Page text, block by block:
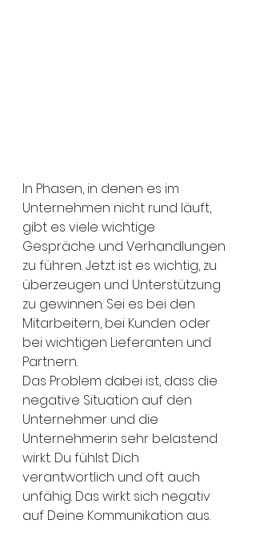
In Phasen, in denen es im
Unternehmen nicht rund läuft,
gibt es viele wichtige
Gespräche und Verhandlungen
zu führen. Jetzt ist es wichtig, zu
überzeugen und Unterstützung
zu gewinnen. Sei es bei den
Mitarbeitern, bei Kunden oder
bei wichtigen Lieferanten und
Partnern.
Das Problem dabei ist, dass die
negative Situation auf den
Unternehmer und die
Unternehmerin sehr belastend
wirkt. Du fühlst Dich
verantwortlich und oft auch
unfähig. Das wirkt sich negativ
auf Deine Kommunikation aus.